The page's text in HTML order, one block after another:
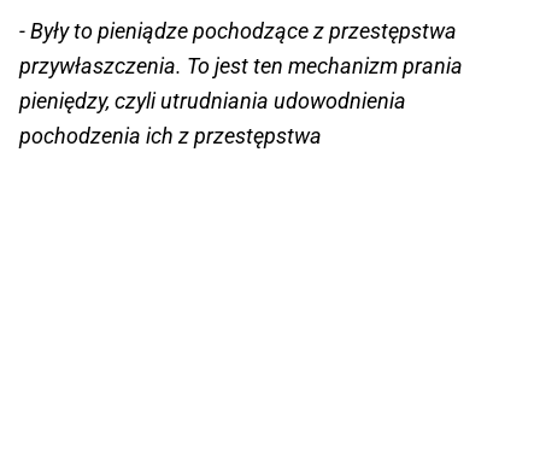
- Były to pieniądze pochodzące z przestępstwa
przywłaszczenia. To jest ten mechanizm prania
pieniędzy, czyli utrudniania udowodnienia
pochodzenia ich z przestępstwa